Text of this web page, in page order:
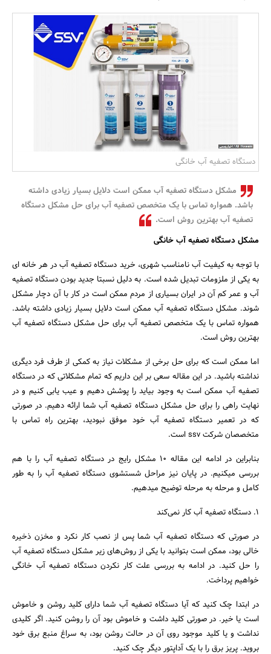
بانک، بیمه و سرمایه
مسکن و ساختمان
دستگاه تصفیه آب خانگی
مشکل دستگاه تصفیه آب ممکن است دلایل بسیار زیادی داشته
باشد. همواره تماس با یک متخصص تصفیه آب برای حل مشکل دستگاه
تصفیه آب بهترین روش است.
مشکل دستگاه تصفیه آب خانگی
با توجه به کیفیت آب نامناسب شهری، خرید دستگاه تصفیه آب در هر خانه ای
به یکی از ملزومات تبدیل شده است. به دلیل نسبتا جدید بودن دستگاه تصفیه
آب و عمر کم آن در ایران بسیاری از مردم ممکن است در کار با آن دچار مشکل
شوند. مشکل دستگاه تصفیه آب ممکن است دلایل بسیار زیادی داشته باشد.
همواره تماس با یک متخصص تصفیه آب برای حل مشکل دستگاه تصفیه آب
بهترین روش است.
اما ممکن است که برای حل برخی از مشکلات نیاز به کمکی از طرف فرد دیگری
نداشته باشید. در این مقاله سعی بر این داریم که تمام مشکلاتی که در دستگاه
تصفیه آب ممکن است به وجود بیاید را پوشش دهیم و عیب یابی کنیم و در
نهایت راهی را برای حل مشکل دستگاه تصفیه آب شما ارائه دهیم. در صورتی
که در تعمیر دستگاه تصفیه آب خود موفق نبودید، بهترین راه تماس با
متخصصان شرکت ssv است.
بنابراین در ادامه این مقاله 10 مشکل رایج در دستگاه تصفیه آب را با هم
بررسی میکنیم. در پایان نیز مراحل شستشوی دستگاه تصفیه آب را به طور
کامل و مرحله به مرحله توضیح میدهیم.
1. دستگاه تصفیه آب کار نمی‌کند
در صورتی که دستگاه تصفیه آب شما پس از نصب کار نکرد و مخزن ذخیره
خالی بود، ممکن است بتوانید با یکی از روش‌های زیر مشکل دستگاه تصفیه آب
را حل کنید. در ادامه به بررسی علت کار نکردن دستگاه تصفیه آب خانگی
خواهیم پرداخت.
در ابتدا چک کنید که آیا دستگاه تصفیه آب شما دارای کلید روشن و خاموش
است یا خیر. در صورتی کلید داشت و خاموش بود آن را روشن کنید. اگر کلیدی
نداشت و یا کلید موجود روی آن در حالت روشن بود، به سراغ منبع برق خود
بروید. پریز برق را با یک آداپتور دیگر چک کنید.